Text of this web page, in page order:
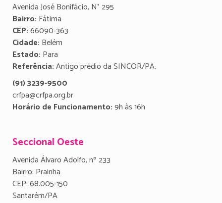
Avenida José Bonifácio, N° 295
Bairro: Fátima
CEP:66090-363
Cidade: Belém
Estado: Para
Referência:Antigo prédio da SINCOR/PA.
(91) 3239-9500
crfpa@crfpa.org.br
Horário de Funcionamento:9h às 16h
Seccional Oeste
Avenida Álvaro Adolfo, nº 233
Bairro: Prainha
CEP: 68.005-150
Santarém/PA